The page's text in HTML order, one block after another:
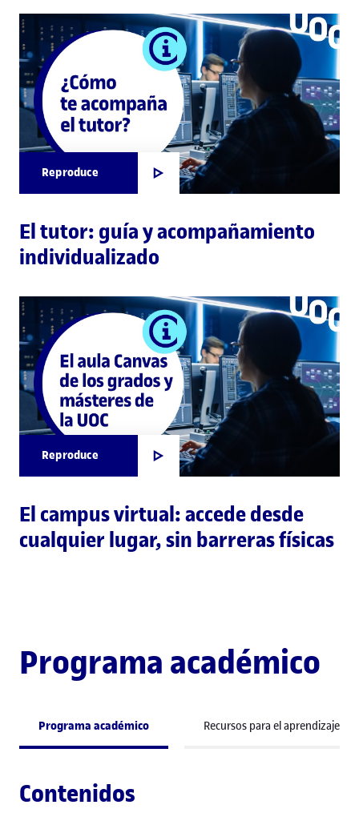
Reproduce
El tutor: guía y acompañamiento
individualizado
Reproduce
El campus virtual: accede desde
cualquier lugar, sin barreras físicas
Programa académico
Programa académico Recursos para el aprendizaje
Contenidos